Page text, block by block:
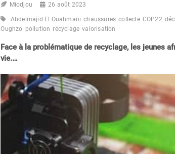
Miodjou 26 août 2023
Abdelmajid El Ouahmani chaussures collecte COP22
Oughzo pollution récyclage valorisation
Face à la problématique de recyclage, les jeunes
vie.…